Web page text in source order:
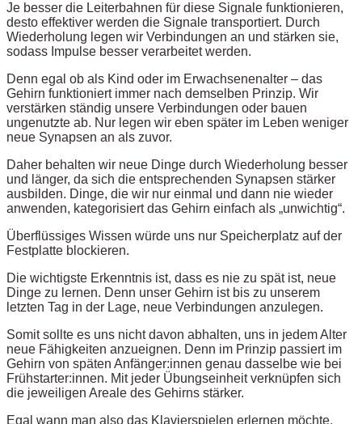
Je besser die Leiterbahnen für diese Signale funktionieren,
desto effektiver werden die Signale transportiert. Durch
Wiederholung legen wir Verbindungen an und stärken sie,
sodass Impulse besser verarbeitet werden.
Denn egal ob als Kind oder im Erwachsenenalter – das
Gehirn funktioniert immer nach demselben Prinzip. Wir
verstärken ständig unsere Verbindungen oder bauen
ungenutzte ab. Nur legen wir eben später im Leben weniger
neue Synapsen an als zuvor.
Daher behalten wir neue Dinge durch Wiederholung besser
und länger, da sich die entsprechenden Synapsen stärker
ausbilden. Dinge, die wir nur einmal und dann nie wieder
anwenden, kategorisiert das Gehirn einfach als „unwichtig“.
Überflüssiges Wissen würde uns nur Speicherplatz auf der
Festplatte blockieren.
Die wichtigste Erkenntnis ist, dass es nie zu spät ist, neue
Dinge zu lernen. Denn unser Gehirn ist bis zu unserem
letzten Tag in der Lage, neue Verbindungen anzulegen.
Somit sollte es uns nicht davon abhalten, uns in jedem Alter
neue Fähigkeiten anzueignen. Denn im Prinzip passiert im
Gehirn von späten Anfänger:innen genau dasselbe wie bei
Frühstarter:innen. Mit jeder Übungseinheit verknüpfen sich
die jeweiligen Areale des Gehirns stärker.
Egal wann man also das Klavierspielen erlernen möchte,